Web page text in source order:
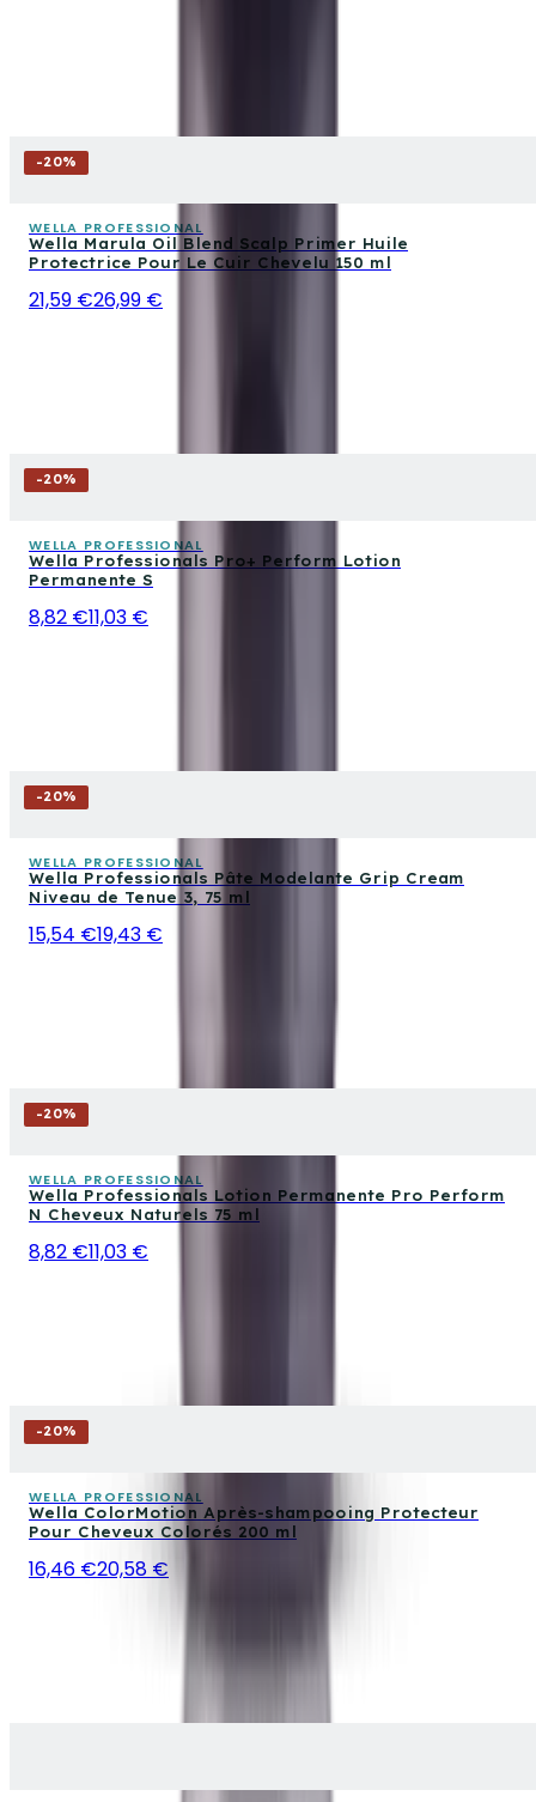
-20%
WELLA PROFESSIONAL
Wella Marula Oil Blend Scalp Primer Huile
Protectrice Pour Le Cuir Chevelu 150 ml
21,59 €26,99 €
-20%
WELLA PROFESSIONAL
Wella Professionals Pro+ Perform Lotion
Permanente S
8,82 €11,03 €
-20%
WELLA PROFESSIONAL
Wella Professionals Pâte Modelante Grip Cream
Niveau de Tenue 3, 75 ml
15,54 €19,43 €
-20%
WELLA PROFESSIONAL
Wella Professionals Lotion Permanente Pro Perform
N Cheveux Naturels 75 ml
8,82 €11,03 €
-20%
WELLA PROFESSIONAL
Wella ColorMotion Après-shampooing Protecteur
Pour Cheveux Colorés 200 ml
16,46 €20,58 €